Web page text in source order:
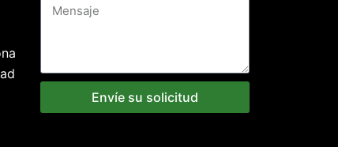
Envíe su solicitud